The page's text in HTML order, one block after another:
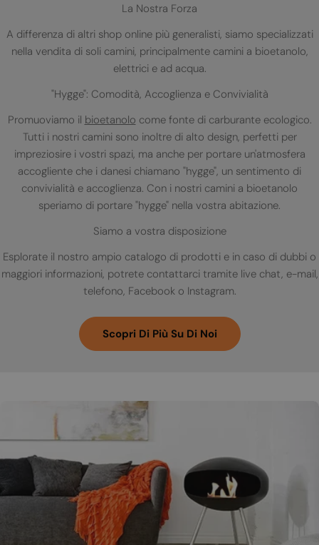
La Nostra Forza
A differenza di altri shop online più generalisti, siamo specializzati
nella vendita di soli camini, principalmente camini a bioetanolo,
elettrici e ad acqua.
"Hygge": Comodità, Accoglienza e Convivialità
Promuoviamo il bioetanolo come fonte di carburante ecologico.
Tutti i nostri camini sono inoltre di alto design, perfetti per
impreziosire i vostri spazi, ma anche per portare un'atmosfera
accogliente che i danesi chiamano "hygge", un sentimento di
convivialità e accoglienza. Con i nostri camini a bioetanolo
speriamo di portare "hygge" nella vostra abitazione.
Siamo a vostra disposizione
Esplorate il nostro ampio catalogo di prodotti e in caso di dubbi o
maggiori informazioni, potrete contattarci tramite live chat, e-mail,
telefono, Facebook o Instagram.
Scopri Di Più Su Di Noi